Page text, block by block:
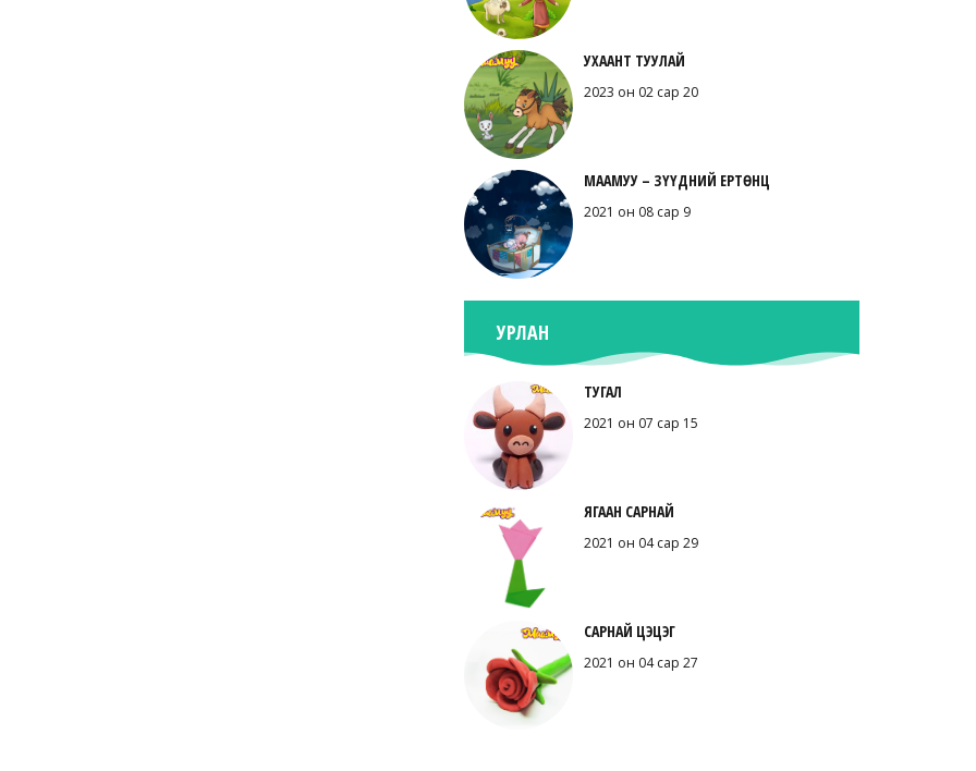
УХААНТ ТУУЛАЙ
2023 он 02 сар 20
МААМУУ – ЗҮҮДНИЙ ЕРТӨНЦ
2021 он 08 сар 9
УРЛАН
ТУГАЛ
2021 он 07 сар 15
ЯГААН САРНАЙ
2021 он 04 сар 29
САРНАЙ ЦЭЦЭГ
2021 он 04 сар 27